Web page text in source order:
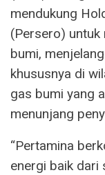
mendukung
(Persero) untuk
bumi,
khususnya di
gas bumi yang
menunjang
“Pertamina
energi baik dari